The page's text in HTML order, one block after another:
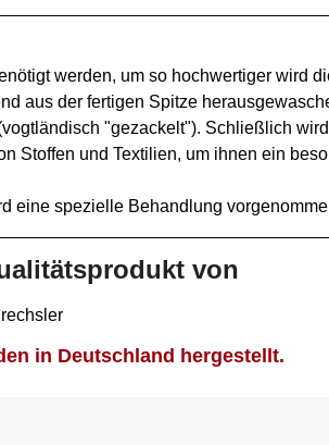
werden, um so hochwertiger wird
aus der fertigen Spitze
"gezackelt"). Schließlich
Stoffen und Textilien, um ihnen ein
eine spezielle Behandlung
von
in Deutschland hergestellt.